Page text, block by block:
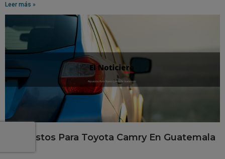
Leer más »
Repuestos Para Toyota Camry En Guatemala
Leer más »